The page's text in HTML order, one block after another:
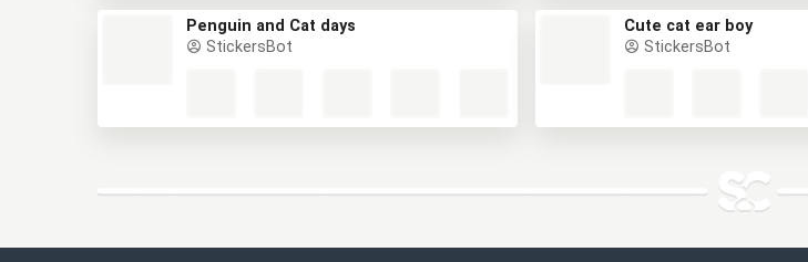
Penguin and Cat days
StickersBot
Cute cat ear boy
StickersBot